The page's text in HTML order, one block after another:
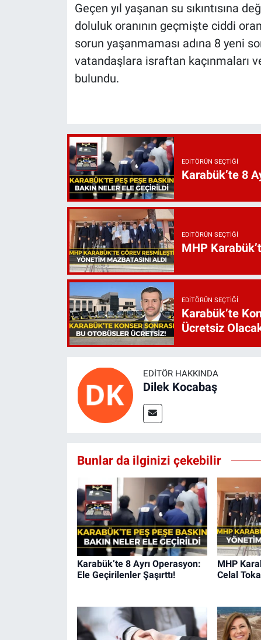
Geçen yıl yaşanan su sıkıntısına
doluluk oranının geçmişte ciddi
sorun yaşanmaması adına 8 yeni
vatandaşlara israftan kaçınmaları
bulundu.
EDITÖRÜN SEÇTIĞI
Karabük’te 8
EDITÖRÜN SEÇTIĞI
MHP
EDITÖRÜN SEÇTIĞI
Karabük’te
Ücretsiz
EDITÖR HAKKINDA
Dilek Kocabaş
Bunlar da ilginizi çekebilir
Karabük’te 8 Ayrı Operasyon:
Ele Geçirilenler Şaşırttı!
MHP
Celal